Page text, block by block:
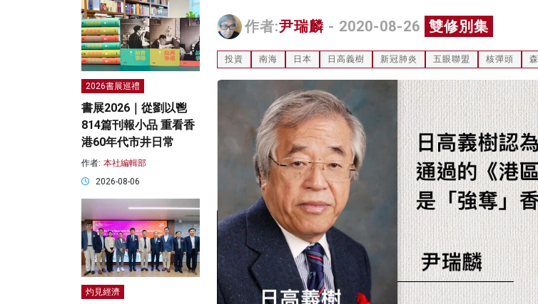
作者:尹瑞麟 - 2020-08-26 雙修別集
投資 南海 日本 日高義樹 新冠肺炎 五眼聯盟 核彈頭
2026書展巡禮
書展2026｜從劉以鬯
814篇刊報小品 重看香
港60年代市井日常
作者: 本社編輯部
2026-08-06
灼見經濟